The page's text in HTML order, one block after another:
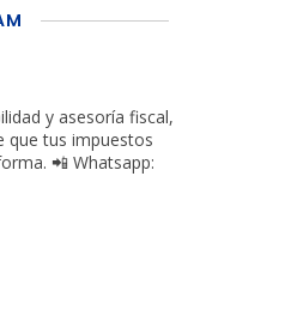
y asesoría fiscal,
que tus impuestos
📲 Whatsapp: